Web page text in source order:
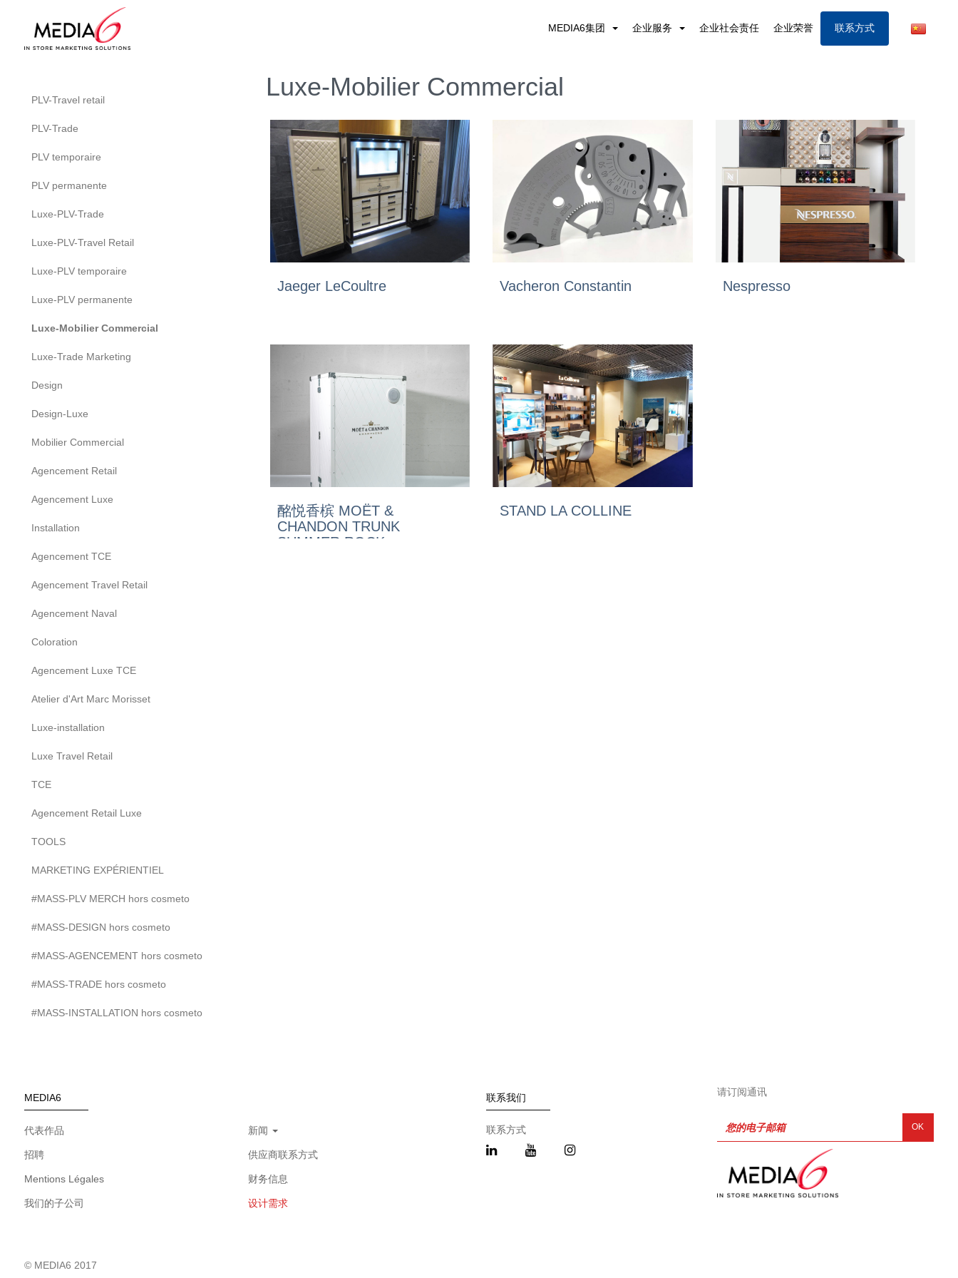
MEDIA6集团 企业服务 企业社会责任 企业荣誉 联系方式
PLV-Travel retail
PLV-Trade
PLV temporaire
PLV permanente
Luxe-PLV-Trade
Luxe-PLV-Travel Retail
Luxe-PLV temporaire
Luxe-PLV permanente
Luxe-Mobilier Commercial
Luxe-Trade Marketing
Design
Design-Luxe
Mobilier Commercial
Agencement Retail
Agencement Luxe
Installation
Agencement TCE
Agencement Travel Retail
Agencement Naval
Coloration
Agencement Luxe TCE
Atelier d'Art Marc Morisset
Luxe-installation
Luxe Travel Retail
TCE
Agencement Retail Luxe
TOOLS
MARKETING EXPÉRIENTIEL
#MASS-PLV MERCH hors cosmeto
#MASS-DESIGN hors cosmeto
#MASS-AGENCEMENT hors cosmeto
#MASS-TRADE hors cosmeto
#MASS-INSTALLATION hors cosmeto
Luxe-Mobilier Commercial
Jaeger LeCoultre Vacheron Constantin Nespresso
酩悦香槟 MOËT &
CHANDON TRUNK
SUMMER ROCK
STAND LA COLLINE
MEDIA6
代表作品 新闻
招聘 供应商联系方式
Mentions Légales 财务信息
我们的子公司 设计需求
联系我们
联系方式
请订阅通讯
OK
© MEDIA6 2017